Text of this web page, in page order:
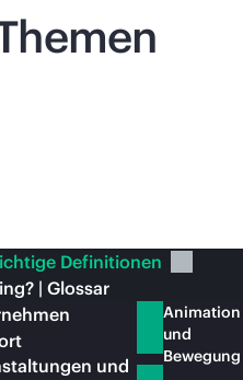
Definitionen
| Glossar
und
Animation
und
Bewegung